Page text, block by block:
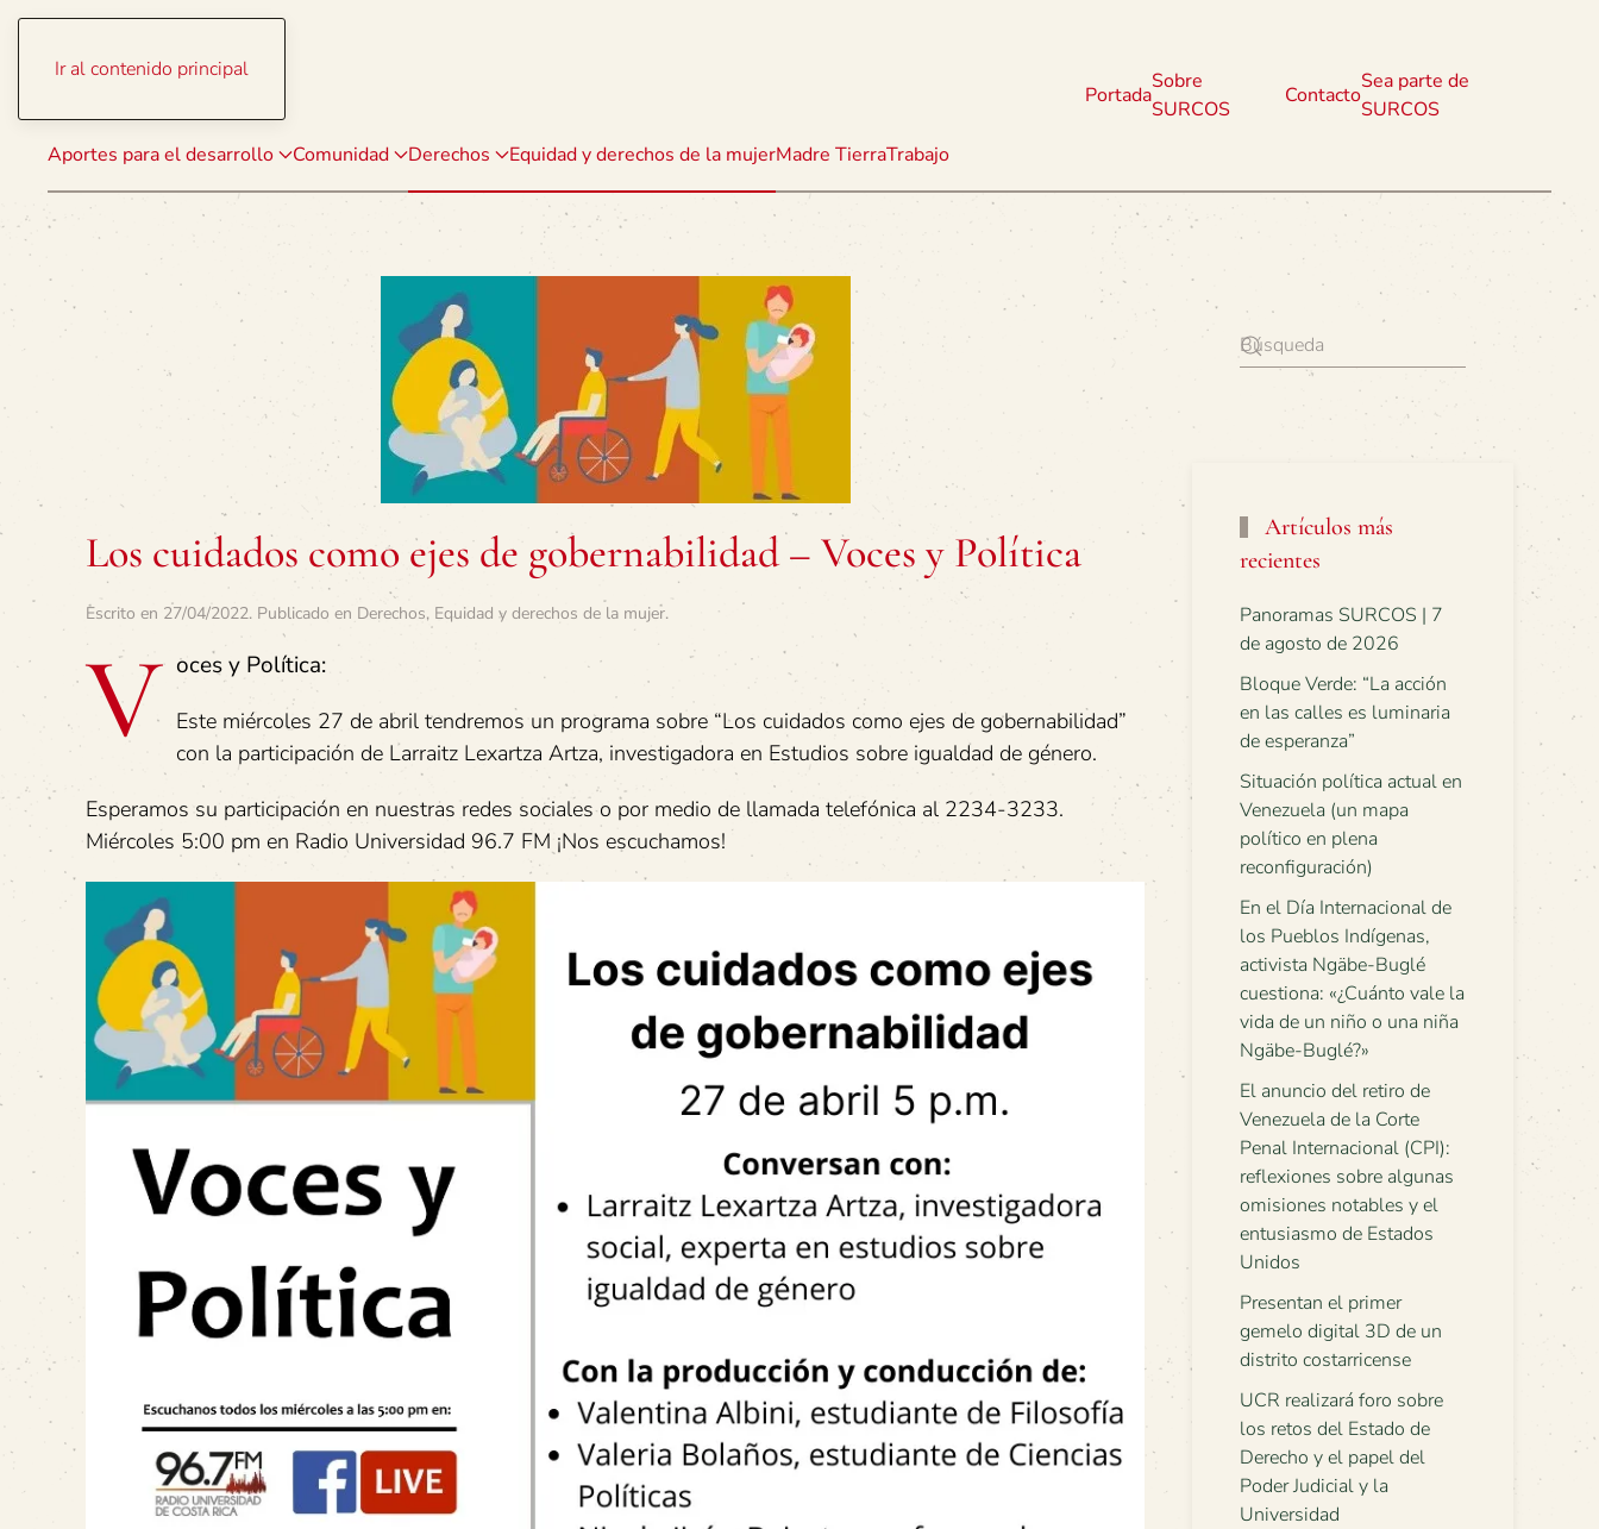
Ir al contenido principal
Aportes para el desarrollo Comunidad Derechos Equidad y derechos de la mujerMadre TierraTrabajo
Portada
Sobre
SURCOS
Contacto
Sea parte de
SURCOS
Los cuidados como ejes de gobernabilidad – Voces y Política
Escrito en 27/04/2022. Publicado en Derechos, Equidad y derechos de la mujer.
V oces y Política:
Este miércoles 27 de abril tendremos un programa sobre “Los cuidados como ejes de gobernabilidad”
con la participación de Larraitz Lexartza Artza, investigadora en Estudios sobre igualdad de género.
Esperamos su participación en nuestras redes sociales o por medio de llamada telefónica al 2234-3233.
Miércoles 5:00 pm en Radio Universidad 96.7 FM ¡Nos escuchamos!
Artículos más
recientes
Panoramas SURCOS | 7
de agosto de 2026
Bloque Verde: “La acción
en las calles es luminaria
de esperanza”
Situación política actual en
Venezuela (un mapa
político en plena
reconfiguración)
En el Día Internacional de
los Pueblos Indígenas,
activista Ngäbe-Buglé
cuestiona: «¿Cuánto vale la
vida de un niño o una niña
Ngäbe-Buglé?»
El anuncio del retiro de
Venezuela de la Corte
Penal Internacional (CPI):
reflexiones sobre algunas
omisiones notables y el
entusiasmo de Estados
Unidos
Presentan el primer
gemelo digital 3D de un
distrito costarricense
UCR realizará foro sobre
los retos del Estado de
Derecho y el papel del
Poder Judicial y la
Universidad